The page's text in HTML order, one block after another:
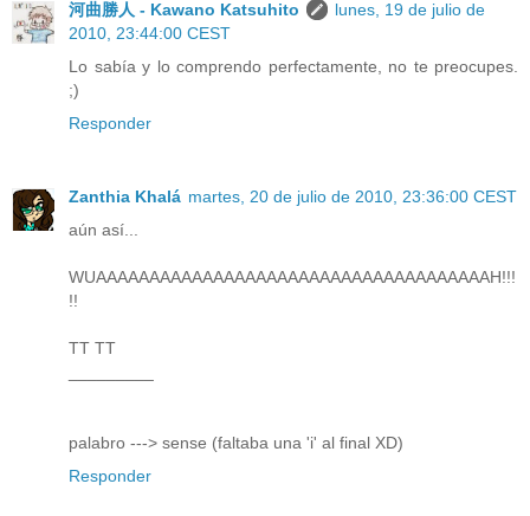
河曲勝人 - Kawano Katsuhito
lunes, 19 de julio de
2010, 23:44:00 CEST
Lo sabía y lo comprendo perfectamente, no te preocupes.
;)
Responder
Zanthia Khalá martes, 20 de julio de 2010, 23:36:00 CEST
aún así...
WUAAAAAAAAAAAAAAAAAAAAAAAAAAAAAAAAAAAAAH!!!
!!
TT TT
palabro ---> sense (faltaba una 'i' al final XD)
Responder